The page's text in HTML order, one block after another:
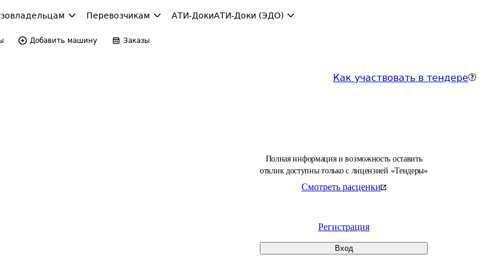
Перевозчикам АТИ-ДокиАТИ-Доки (ЭДО)
Добавить машину Заказы
Как участвовать в тендере
Полная информация и возможность оставить
отклик доступны только с лицензией «Тендеры»
Смотреть расценки
Регистрация
Вход